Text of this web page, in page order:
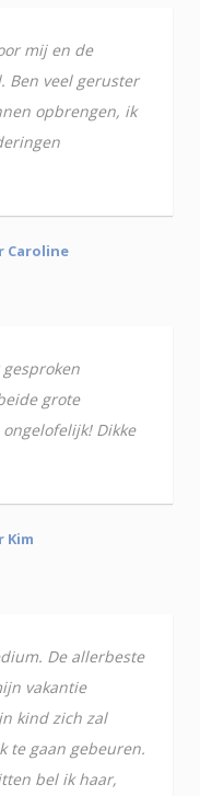
mij en de
Ben veel geruster
opbrengen, ik
Caroline
grote
Dikke
Kim
De allerbeste
vakantie
kind zich zal
te gaan gebeuren.
bel ik haar,